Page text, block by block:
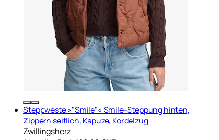
Steppweste »"Smile"« Smile-Steppung hinten,
Zippern seitlich, Kapuze, Kordelzug
Zwillingsherz